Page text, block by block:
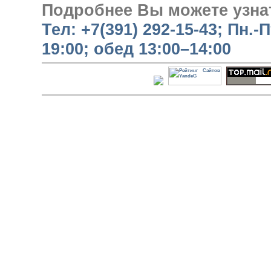
Подробнее Вы можете
Тел: +7(391) 292-15-43; Пн.-
19:00; обед 13:00–14:00